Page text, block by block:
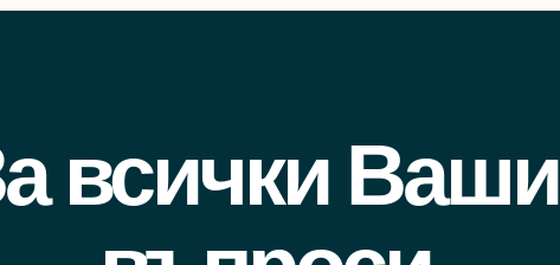
всички Ваши